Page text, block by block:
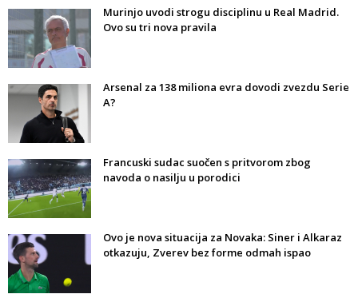
Murinjo uvodi strogu disciplinu u Real Madrid.
Ovo su tri nova pravila
Arsenal za 138 miliona evra dovodi zvezdu Serie
A?
Francuski sudac suočen s pritvorom zbog
navoda o nasilju u porodici
Ovo je nova situacija za Novaka: Siner i Alkaraz
otkazuju, Zverev bez forme odmah ispao